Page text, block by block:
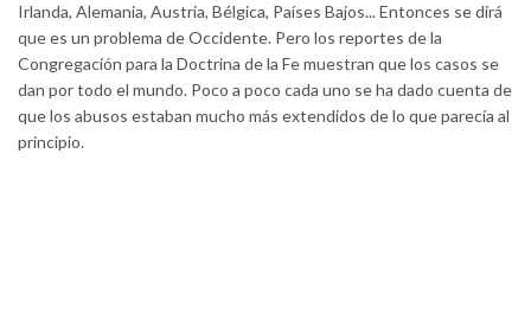
Irlanda, Alemania, Austria, Bélgica, Países Bajos... Entonces se dirá
que es un problema de Occidente. Pero los reportes de la
Congregación para la Doctrina de la Fe muestran que los casos se
dan por todo el mundo. Poco a poco cada uno se ha dado cuenta de
que los abusos estaban mucho más extendidos de lo que parecía al
principio.